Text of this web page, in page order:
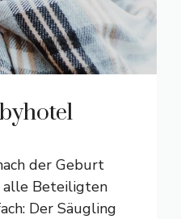
der Geburt
alle Beteiligten
Der Säugling